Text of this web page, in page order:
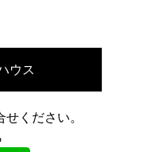
ウス
ください。